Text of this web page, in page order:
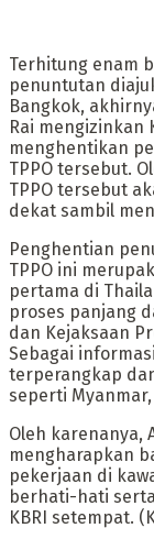
Terhitung enam
penuntutan
Bangkok,
Rai mengizinkan
menghentikan
TPPO tersebut.
TPPO tersebut
dekat sambil
Penghentian
TPPO ini
pertama di
proses panjang
dan Kejaksaan
Sebagai
terperangkap
seperti
Oleh karenanya,
mengharapkan
pekerjaan di
berhati-hati
KBRI setempat.